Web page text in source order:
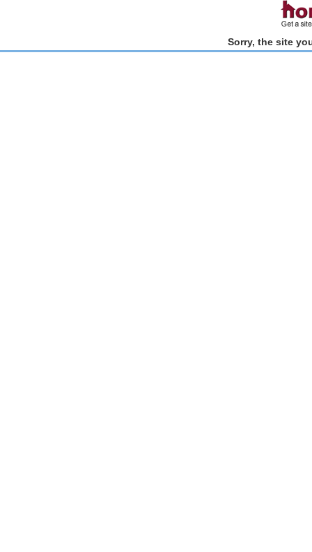
Sorry, the site